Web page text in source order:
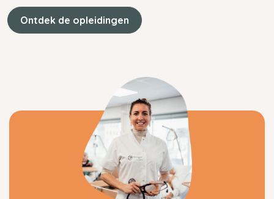
Ontdek de opleidingen